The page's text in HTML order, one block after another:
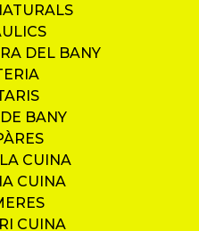
DEL BANY
BANY
CUINA
CUINA
CUINA